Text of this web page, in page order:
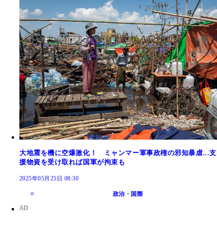
大地震を機に空爆激化！ ミャンマー軍事政権の邪知暴虐...支
援物資を受け取れば国軍が拘束も
2025年05月25日 08:30
政治・国際